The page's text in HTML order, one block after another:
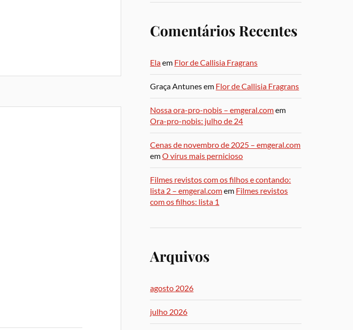
Comentários Recentes
Elaem Flor de Callisia Fragrans
Graça Antunesem Flor de Callisia Fragrans
Nossa ora-pro-nobis – emgeral.comem
Ora-pro-nobis: julho de 24
Cenas de novembro de 2025 – emgeral.com
emO vírus mais pernicioso
Filmes revistos com os filhos e contando:
lista 2 – emgeral.comem Filmes revistos
com os filhos: lista 1
Arquivos
agosto 2026
julho 2026